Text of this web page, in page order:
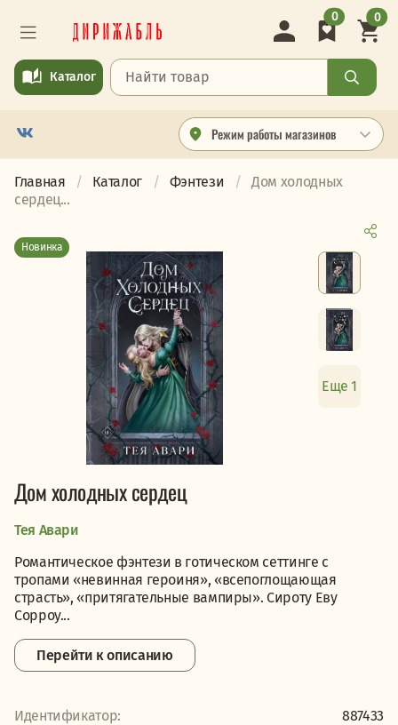
Режим работы магазинов
Каталог
0 0
Главная Каталог Фэнтези
Дом холодных
сердец...
Новинка
Еще 1
Дом холодных сердец
Тея Авари
Романтическое фэнтези в готическом сеттинге с
тропами «невинная героиня», «всепоглощающая
страсть», «притягательные вампиры». Сироту Еву
Сорроу...
Перейти к описанию
Идентификатор:
887433